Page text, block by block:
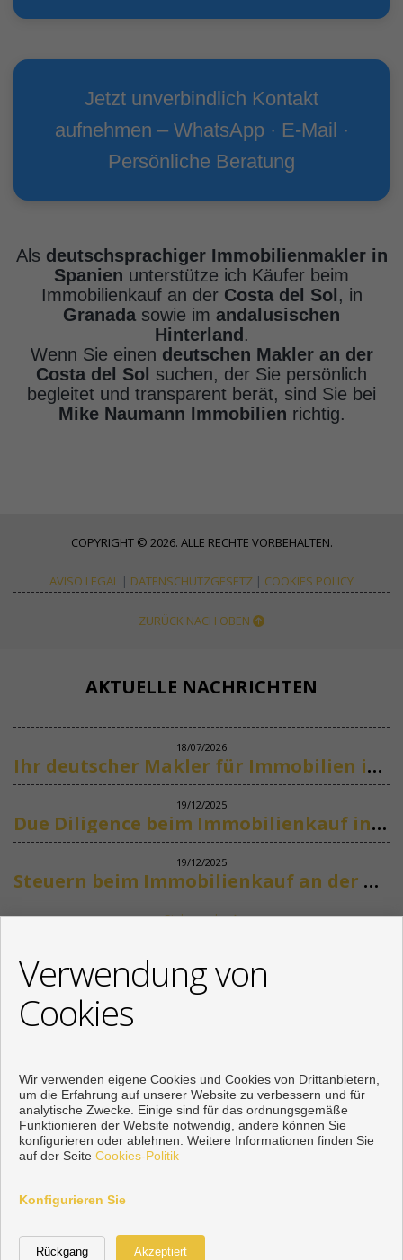
Jetzt unverbindlich Kontakt
aufnehmen – WhatsApp · E-Mail ·
Persönliche Beratung
Als deutschsprachiger Immobilienmakler in
Spanien unterstütze ich Käufer beim
Immobilienkauf an der Costa del Sol , in
Granada sowie im andalusischen
Hinterland .
Wenn Sie einen deutschen Makler an der
Costa del Sol suchen, der Sie persönlich
begleitet und transparent berät, sind Sie bei
Mike Naumann Immobilien richtig.
COPYRIGHT © 2026. ALLE RECHTE VORBEHALTEN.
AVISO LEGAL | DATENSCHUTZGESETZ | COOKIES POLICY
ZURÜCK NACH OBEN
AKTUELLE NACHRICHTEN
18/07/2026
Ihr deutscher Makler für Immobilien in Marbella
19/12/2025
Due Diligence beim Immobilienkauf in Spanien
19/12/2025
Steuern beim Immobilienkauf an der Costa del Sol
Siehe mehr
+34 622318266
info@mikenaumannimmobilien.com
Von Montag bis Freitag : 10:00 - 18:00
Verwendung von
Cookies
Wir verwenden eigene Cookies und Cookies von Drittanbietern,
um die Erfahrung auf unserer Website zu verbessern und für
analytische Zwecke. Einige sind für das ordnungsgemäße
Funktionieren der Website notwendig, andere können Sie
konfigurieren oder ablehnen. Weitere Informationen finden Sie
auf der Seite Cookies-Politik
Konfigurieren Sie